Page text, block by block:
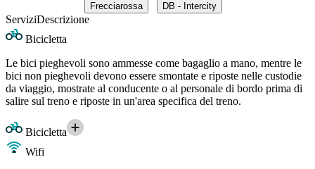
Frecciarossa DB - Intercity
ServiziDescrizione
Bicicletta
Le bici pieghevoli sono ammesse come bagaglio a mano, mentre le
bici non pieghevoli devono essere smontate e riposte nelle custodie
da viaggio, mostrate al conducente o al personale di bordo prima di
salire sul treno e riposte in un'area specifica del treno.
Bicicletta
Wifi